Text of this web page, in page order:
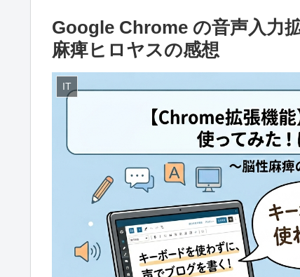
Google Chrome の音声入力
麻痺ヒロヤスの感想
IT